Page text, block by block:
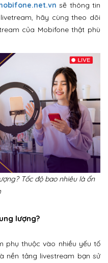
sẽ thông tin
hãy cùng theo dõi
của Mobifone thật phù
Tốc độ bao nhiêu là ổn
lượng?
phụ thuộc vào nhiều yếu tố
nền tảng livestream bạn sử